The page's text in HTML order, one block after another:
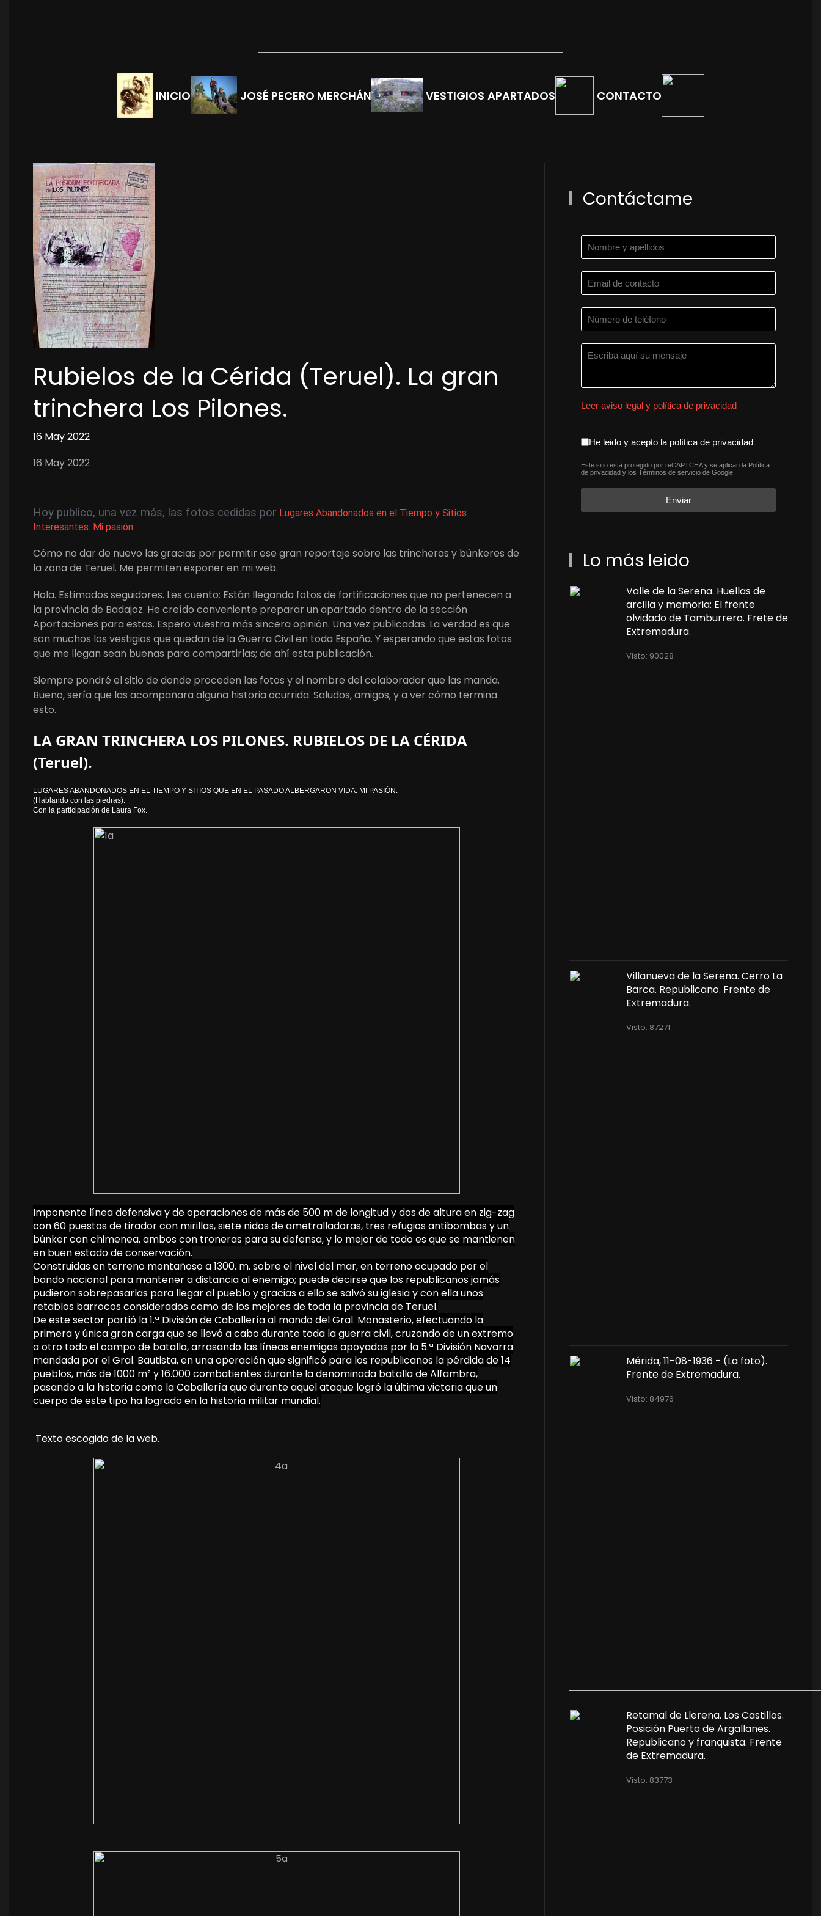
INICIO JOSÉ PECERO MERCHÁN VESTIGIOS APARTADOS CONTACTO
Rubielos de la Cérida (Teruel). La gran
trinchera Los Pilones.
16 May 2022
16 May 2022
Hoy publico, una vez más, las fotos cedidas por Lugares Abandonados en el Tiempo y Sitios
Interesantes: Mi pasión.
Cómo no dar de nuevo las gracias por permitir ese gran reportaje sobre las trincheras y búnkeres de
la zona de Teruel. Me permiten exponer en mi web.
Hola. Estimados seguidores. Les cuento: Están llegando fotos de fortificaciones que no pertenecen a
la provincia de Badajoz. He creído conveniente preparar un apartado dentro de la sección
Aportaciones para estas. Espero vuestra más sincera opinión. Una vez publicadas. La verdad es que
son muchos los vestigios que quedan de la Guerra Civil en toda España. Y esperando que estas fotos
que me llegan sean buenas para compartirlas; de ahí esta publicación.
Siempre pondré el sitio de donde proceden las fotos y el nombre del colaborador que las manda.
Bueno, sería que las acompañara alguna historia ocurrida. Saludos, amigos, y a ver cómo termina
esto.
LA GRAN TRINCHERA LOS PILONES. RUBIELOS DE LA CÉRIDA
(Teruel).
LUGARES ABANDONADOS EN EL TIEMPO Y SITIOS QUE EN EL PASADO ALBERGARON VIDA: MI PASIÓN.
(Hablando con las piedras).
Con la participación de Laura Fox.
Imponente línea defensiva y de operaciones de más de 500 m de longitud y dos de altura en zig-zag
con 60 puestos de tirador con mirillas, siete nidos de ametralladoras, tres refugios antibombas y un
búnker con chimenea, ambos con troneras para su defensa, y lo mejor de todo es que se mantienen
en buen estado de conservación.
Construidas en terreno montañoso a 1300. m. sobre el nivel del mar, en terreno ocupado por el
bando nacional para mantener a distancia al enemigo; puede decirse que los republicanos jamás
pudieron sobrepasarlas para llegar al pueblo y gracias a ello se salvó su iglesia y con ella unos
retablos barrocos considerados como de los mejores de toda la provincia de Teruel.
De este sector partió la 1.ª División de Caballería al mando del Gral. Monasterio, efectuando la
primera y única gran carga que se llevó a cabo durante toda la guerra civil, cruzando de un extremo
a otro todo el campo de batalla, arrasando las líneas enemigas apoyadas por la 5.ª División Navarra
mandada por el Gral. Bautista, en una operación que significó para los republicanos la pérdida de 14
pueblos, más de 1000 m² y 16.000 combatientes durante la denominada batalla de Alfambra,
pasando a la historia como la Caballería que durante aquel ataque logró la última victoria que un
cuerpo de este tipo ha logrado en la historia militar mundial.
Texto escogido de la web.
Contáctame
Leer aviso legal y política de privacidad
aceptacion política de
He leido y acepto la política de privacidad
reCAPTCHA*
Este sitio está protegido por reCAPTCHA y se aplican la Política
de privacidad y losTérminos de servicio de Google.
Enviar
Lo más leido
Valle de la Serena. Huellas de
arcilla y memoria: El frente
olvidado de Tamburrero. Frete de
Extremadura.
Visto: 90028
Villanueva de la Serena. Cerro La
Barca. Republicano. Frente de
Extremadura.
Visto: 87271
Mérida, 11-08-1936 - (La foto).
Frente de Extremadura.
Visto: 84976
Retamal de Llerena. Los Castillos.
Posición Puerto de Argallanes.
Republicano y franquista. Frente
de Extremadura.
Visto: 83773